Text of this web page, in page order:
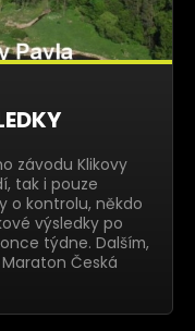
závodu Klikovy
tak i pouze
o kontrolu, někdo
výsledky po
týdne. Dalším,
Česká